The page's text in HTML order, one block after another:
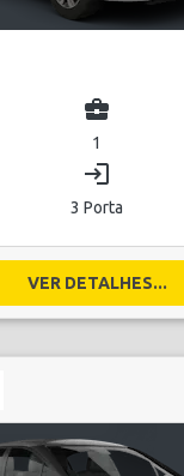
business_center
1
login
3 Porta
VER DETALHES...